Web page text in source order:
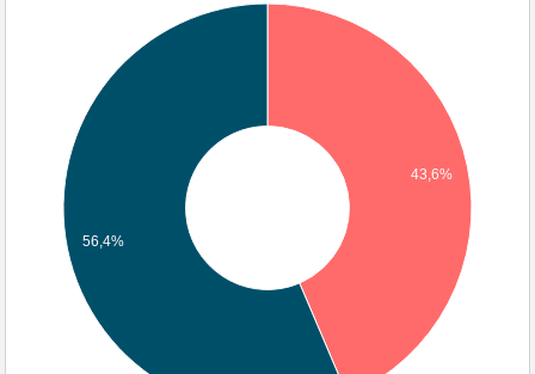
43,6%
56,4%